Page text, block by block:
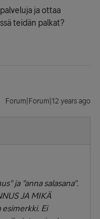
ja ottaa
teidän palkat?
Forum|Forum|12 years ago
ja "anna salasana".
JA MIKÄ
esimerkki. Ei